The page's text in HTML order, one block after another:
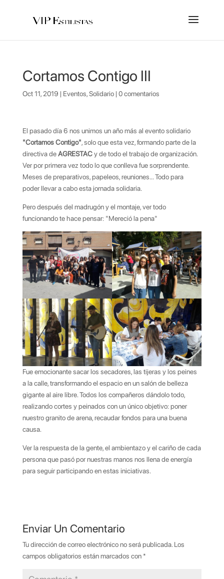
Cortamos Contigo III
Oct 11, 2019 | Eventos,Solidario| 0 comentarios
El pasado día 6 nos unimos un año más al evento solidario
"Cortamos Contigo", solo que esta vez, formando parte de la
directiva deAGRESTACy de todo el trabajo de organización.
Ver por primera vez todo lo que conlleva fue sorprendente.
Meses de preparativos, papeleos, reuniones... Todo para
poder llevar a cabo esta jornada solidaria.
Pero después del madrugón y el montaje, ver todo
funcionando te hace pensar: "Mereció la pena"
Fue emocionante sacar los secadores, las tijeras y los peines
a la calle, transformando el espacio en un salón de belleza
gigante al aire libre. Todos los compañeros dándolo todo,
realizando cortes y peinados con un único objetivo: poner
nuestro granito de arena, recaudar fondos para una buena
causa.
Ver la respuesta de la gente, el ambientazo y el cariño de cada
persona que pasó por nuestras manos nos llena de energía
para seguir participando en estas iniciativas.
Enviar Un Comentario
Tu dirección de correo electrónico no será publicada. Los
campos obligatorios están marcados con *